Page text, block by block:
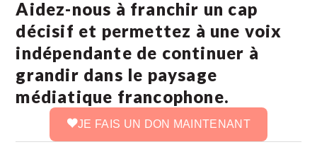
Aidez-nous à franchir un cap
décisif et permettez à une voix
indépendante de continuer à
grandir dans le paysage
médiatique francophone.
JE FAIS UN DON MAINTENANT